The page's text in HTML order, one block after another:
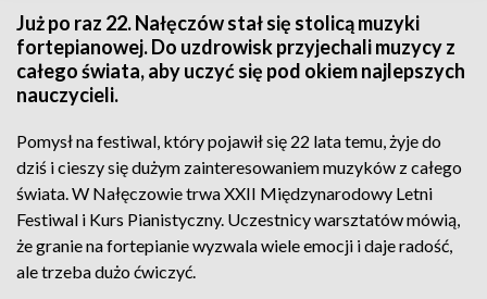
Już po raz 22. Nałęczów stał się stolicą muzyki
fortepianowej. Do uzdrowisk przyjechali muzycy z
całego świata, aby uczyć się pod okiem najlepszych
nauczycieli.
Pomysł na festiwal, który pojawił się 22 lata temu, żyje do
dziś i cieszy się dużym zainteresowaniem muzyków z całego
świata. W Nałęczowie trwa XXII Międzynarodowy Letni
Festiwal i Kurs Pianistyczny. Uczestnicy warsztatów mówią,
że granie na fortepianie wyzwala wiele emocji i daje radość,
ale trzeba dużo ćwiczyć.